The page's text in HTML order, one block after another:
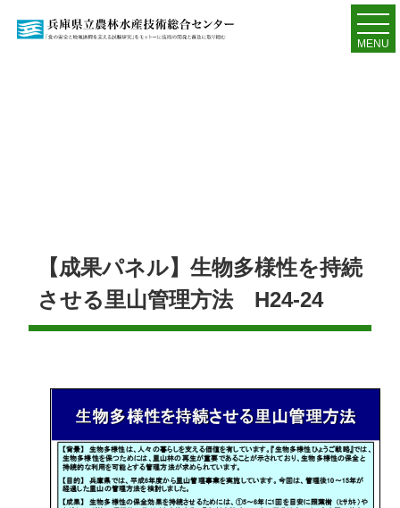
MENU
【成果パネル】生物多様性を持続
させる里山管理方法 H24-24